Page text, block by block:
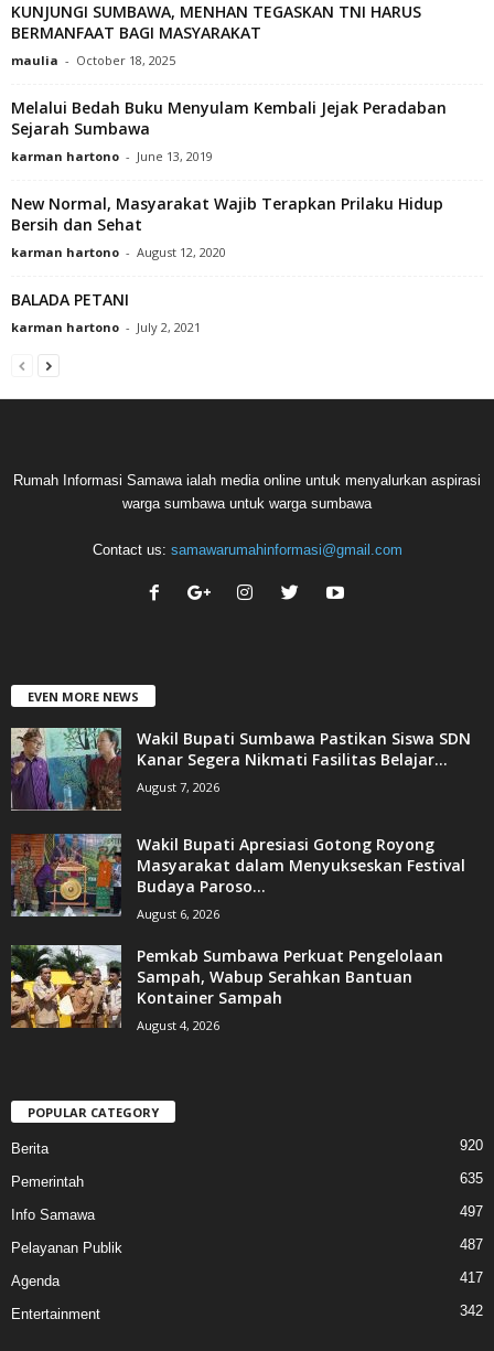
KUNJUNGI SUMBAWA, MENHAN TEGASKAN TNI HARUS
BERMANFAAT BAGI MASYARAKAT
maulia - October 18, 2025
Melalui Bedah Buku Menyulam Kembali Jejak Peradaban
Sejarah Sumbawa
karman hartono - June 13, 2019
New Normal, Masyarakat Wajib Terapkan Prilaku Hidup
Bersih dan Sehat
karman hartono - August 12, 2020
BALADA PETANI
karman hartono - July 2, 2021
Rumah Informasi Samawa ialah media online untuk menyalurkan aspirasi
warga sumbawa untuk warga sumbawa
Contact us: samawarumahinformasi@gmail.com
EVEN MORE NEWS
Wakil Bupati Sumbawa Pastikan Siswa SDN
Kanar Segera Nikmati Fasilitas Belajar...
August 7, 2026
Wakil Bupati Apresiasi Gotong Royong
Masyarakat dalam Menyukseskan Festival
Budaya Paroso...
August 6, 2026
Pemkab Sumbawa Perkuat Pengelolaan
Sampah, Wabup Serahkan Bantuan
Kontainer Sampah
August 4, 2026
POPULAR CATEGORY
Berita 920
Pemerintah 635
Info Samawa 497
Pelayanan Publik 487
Agenda 417
Entertainment 342